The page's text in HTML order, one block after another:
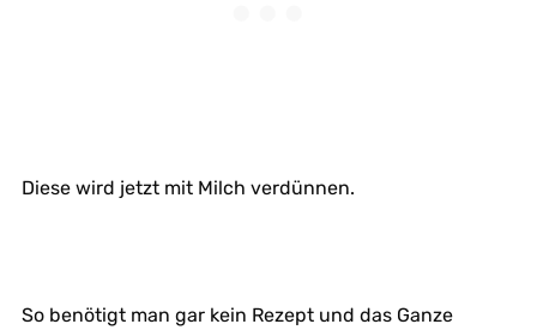
Diese wird jetzt mit Milch verdünnen.
So benötigt man gar kein Rezept und das Ganze